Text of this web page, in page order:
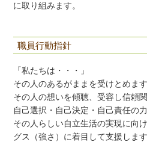
に取り組みます。
職員行動指針
「私たちは・・・」
その人のあるがままを受けとめます
その人の想いを傾聴、受容し信頼
自己選択・自己決定・自己責任の
その人らしい自立生活の実現に向
グス（強さ）に着目して支援します